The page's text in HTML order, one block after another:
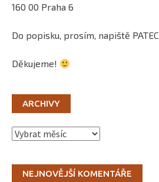
160 00 Praha 6
Do popisku, prosím, napiště
Děkujeme!
ARCHIVY
Archivy
NEJNOVĚJŠÍ KOMENTÁŘE